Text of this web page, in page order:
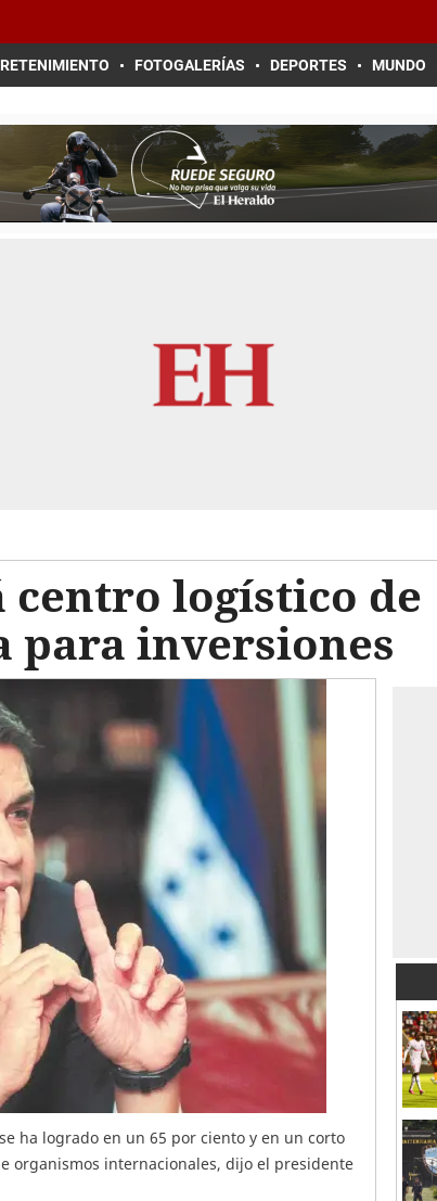
FOTOGALERÍAS DEPORTES MUNDO
centro logístico de
para inversiones
ha logrado en un 65 por ciento y en un corto
organismos internacionales, dijo el presidente